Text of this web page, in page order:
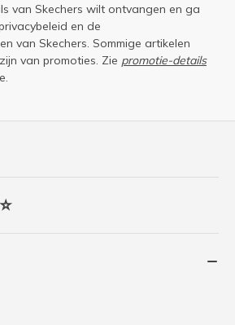
van Skechers wilt ontvangen en ga
en de
van Skechers. Sommige artikelen
van promoties. Zie promotie-details